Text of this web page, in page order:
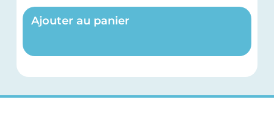
Ajouter au panier